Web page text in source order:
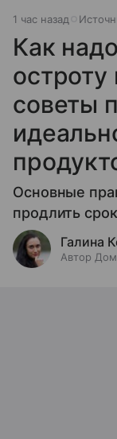
1 час назад
Как
советы
Основные
продлить
Галина
Автор